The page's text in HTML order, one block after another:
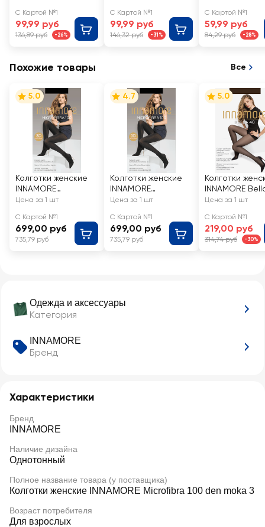
Одежда и аксессуары
Категория
INNAMORE
Бренд
Характеристики
Бренд
INNAMORE
Наличие дизайна
Однотонный
Полное название товара (у поставщика)
Колготки женские INNAMORE Microfibra 100 den moka 3
Возраст потребителя
Для взрослых
С Картой №1
99,99 руб
136,89 руб -26%
бежевые, Арт.
KP006
С Картой №1
99,99 руб
146,32 руб -31%
С Картой №1
59,99 руб
84,29 руб -28%
Похожие товары Все
5.0
Колготки женские
INNAMORE
Microfibra 100 den
Цена за 1 шт
С Картой №1
699,00 руб
735,79 руб
4.7
Колготки женские
INNAMORE
Microfibra 100 den
Цена за 1 шт
С Картой №1
699,00 руб
735,79 руб
5.0
Колготки
INNAMORE
den Moka 2
Цена за 1 шт
С Картой №1
219,00 руб
314,74 руб -30%